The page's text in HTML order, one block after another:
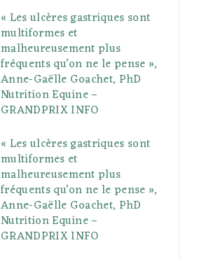
e
P
l
s
g
r
a
m
r
e
s
r
« Les ulcères gastriques sont
multiformes et
malheureusement plus
fréquents qu’on ne le pense »,
Anne-Gaëlle Goachet, PhD
Nutrition Equine –
GRANDPRIX INFO
« Les ulcères gastriques sont
multiformes et
malheureusement plus
fréquents qu’on ne le pense »,
Anne-Gaëlle Goachet, PhD
Nutrition Equine –
GRANDPRIX INFO